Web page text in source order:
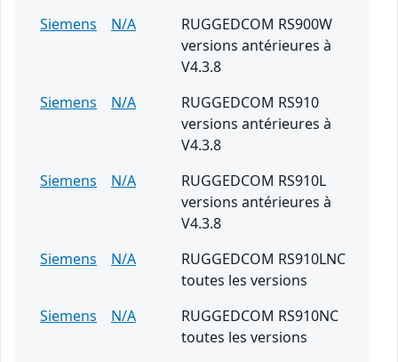
Siemens
N/A
RUGGEDCOM RS900W
versions antérieures à
V4.3.8
Siemens
N/A
RUGGEDCOM RS910
versions antérieures à
V4.3.8
Siemens
N/A
RUGGEDCOM RS910L
versions antérieures à
V4.3.8
Siemens
N/A
RUGGEDCOM RS910LNC
toutes les versions
Siemens
N/A
RUGGEDCOM RS910NC
toutes les versions